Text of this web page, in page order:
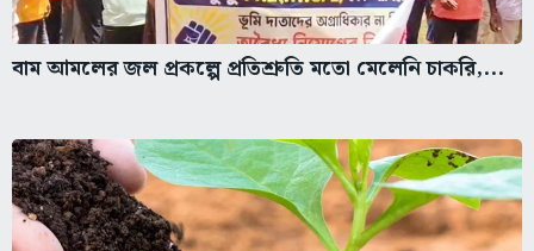
বাম আমলের জল প্রকল্পে প্রতিশ্রুতি মতো মেলেনি চাকরি,...